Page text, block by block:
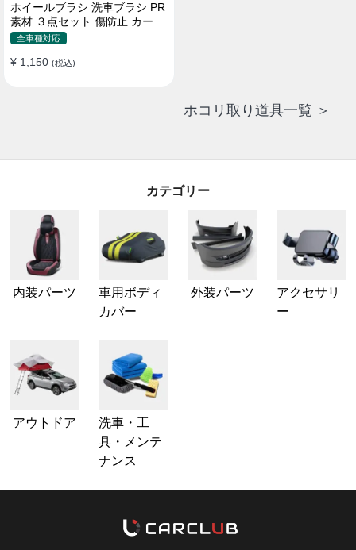
ホイールブラシ 洗車ブラシ PR
素材 ３点セット 傷防止 カーウ
ォッシュ プロ仕様
全車種対応
¥ 1,150 (税込)
ホコリ取り道具一覧 ＞
カテゴリー
内装パーツ
車用ボディ
カバー
外装パーツ
アクセサリ
ー
アウトドア
洗車・工
具・メンテ
ナンス